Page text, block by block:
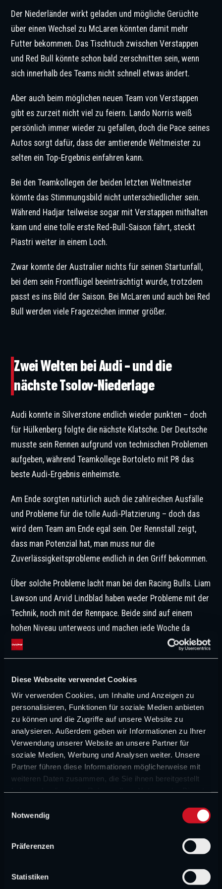
Diese Webseite verwendet Cookies
Wir verwenden Cookies, um Inhalte und Anzeigen zu
personalisieren, Funktionen für soziale Medien anbieten
zu können und die Zugriffe auf unsere Website zu
analysieren. Außerdem geben wir Informationen zu Ihrer
Verwendung unserer Website an unsere Partner für
soziale Medien, Werbung und Analysen weiter. Unsere
Partner führen diese Informationen möglicherweise mit
weiteren Daten zusammen, die Sie ihnen bereitgestellt
Notwendig
Präferenzen
Statistiken
Der Niederländer wirkt geladen und mögliche Gerüchte
über einen Wechsel zu McLaren könnten damit mehr
Futter bekommen. Das Tischtuch zwischen Verstappen
und Red Bull könnte schon bald zerschnitten sein, wenn
sich innerhalb des Teams nicht schnell etwas ändert.
Aber auch beim möglichen neuen Team von Verstappen
gibt es zurzeit nicht viel zu feiern. Lando Norris weiß
persönlich immer wieder zu gefallen, doch die Pace seines
Autos sorgt dafür, dass der amtierende Weltmeister zu
selten ein Top-Ergebnis einfahren kann.
Bei den Teamkollegen der beiden letzten Weltmeister
könnte das Stimmungsbild nicht unterschiedlicher sein.
Während Hadjar teilweise sogar mit Verstappen mithalten
kann und eine tolle erste Red-Bull-Saison fährt, steckt
Piastri weiter in einem Loch.
Zwar konnte der Australier nichts für seinen Startunfall,
bei dem sein Frontflügel beeinträchtigt wurde, trotzdem
passt es ins Bild der Saison. Bei McLaren und auch bei Red
Bull werden viele Fragezeichen immer größer.
Zwei Welten bei Audi – und die
nächste Tsolov-Niederlage
Audi konnte in Silverstone endlich wieder punkten – doch
für Hülkenberg folgte die nächste Klatsche. Der Deutsche
musste sein Rennen aufgrund von technischen Problemen
aufgeben, während Teamkollege Bortoleto mit P8 das
beste Audi-Ergebnis einheimste.
Am Ende sorgten natürlich auch die zahlreichen Ausfälle
und Probleme für die tolle Audi-Platzierung – doch das
wird dem Team am Ende egal sein. Der Rennstall zeigt,
dass man Potenzial hat, man muss nur die
Zuverlässigkeitsprobleme endlich in den Griff bekommen.
Über solche Probleme lacht man bei den Racing Bulls. Liam
Lawson und Arvid Lindblad haben weder Probleme mit der
Technik, noch mit der Rennpace. Beide sind auf einem
hohen Niveau unterwegs und machen jede Woche da
weiter, wo sie vorher aufgehört haben.
Formel 2 für Furore sorgt, ist das eine schlechte
Nachricht.Alan Permane machte bereits klar, wie glücklich
er mit seinen Fahrern sei. Das wird sich auch so schnell
nicht ändern.
Auch Colapinto konnte mit seinem Sieg über Pierre Gasly
wieder Pluspunkte sammeln, während bei Haas, Williams,
Cadillac und Aston Martin gerade niemand so richtig Spaß
und das bereits seit Wochen.
Lässt Spa-Spektakel die Spannung in